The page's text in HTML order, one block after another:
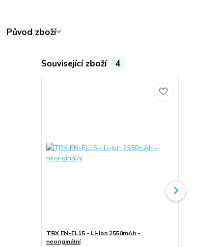
Původ zboží
Související zboží 4
TRX EN-EL15 - Li-Ion 2550mAh -
neoriginální